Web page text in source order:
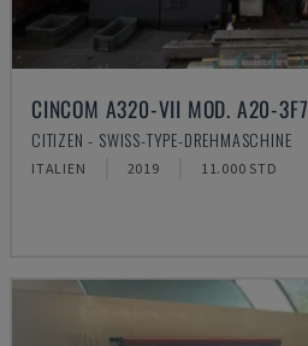
CINCOM A320-VII MOD. A20-3F7
CITIZEN - SWISS-TYPE-DREHMASCHINE
ITALIEN 2019 11.000 STD